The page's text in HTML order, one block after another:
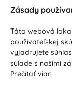
Zásady
Táto webová
používateľskej
vyjadrujete
súlade s našimi
Prečítať viac